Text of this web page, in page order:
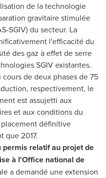
de la technologie
gravitaire stimulée
SGIV) du secteur. La
l'efficacité du
des gaz à effet de serre
SGIV existantes.
de deux phases de 75
respectivement, le
est assujetti aux
et aux conditions du
définitive
que 2017.
permis relatif au projet de
à l'Office national de
a demandé une extension